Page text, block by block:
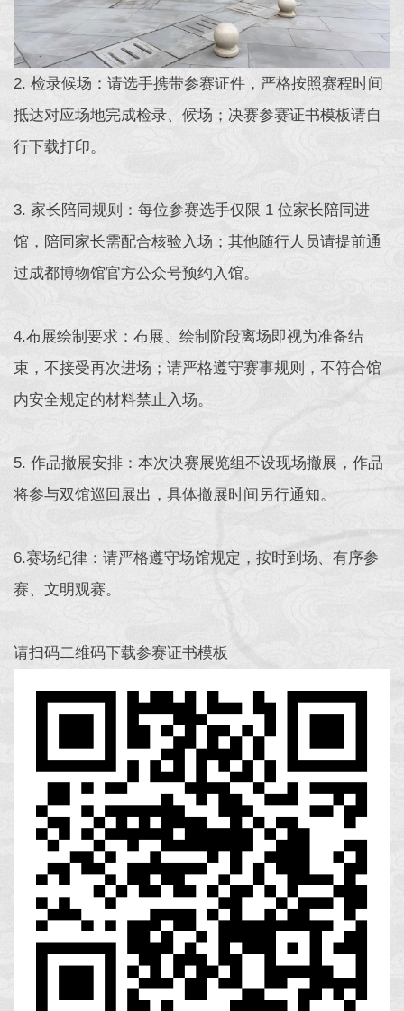
2. 检录候场：请选手携带参赛证件，严格按照赛程时间
抵达对应场地完成检录、候场；决赛参赛证书模板请自
行下载打印。
3. 家长陪同规则：每位参赛选手仅限 1 位家长陪同进
馆，陪同家长需配合核验入场；其他随行人员请提前通
过成都博物馆官方公众号预约入馆。
4.布展绘制要求：布展、绘制阶段离场即视为准备结
束，不接受再次进场；请严格遵守赛事规则，不符合馆
内安全规定的材料禁止入场。
5. 作品撤展安排：本次决赛展览组不设现场撤展，作品
将参与双馆巡回展出，具体撤展时间另行通知。
6.赛场纪律：请严格遵守场馆规定，按时到场、有序参
赛、文明观赛。
请扫码二维码下载参赛证书模板